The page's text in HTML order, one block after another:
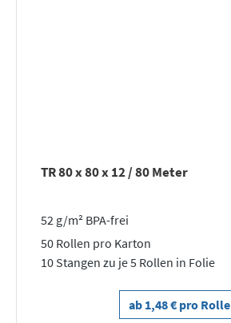
TR 80 x 80 x 12 / 80 Meter
52 g/m² BPA-frei
50 Rollen pro Karton
10 Stangen zu je 5 Rollen in Folie
ab 1,48 € pro Rolle